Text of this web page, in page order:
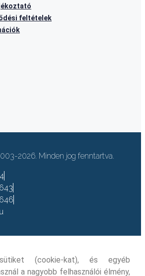
feltételek
2026. Minden jog fenntartva.
(cookie-kat), és egyéb
a nagyobb felhasználói élmény,